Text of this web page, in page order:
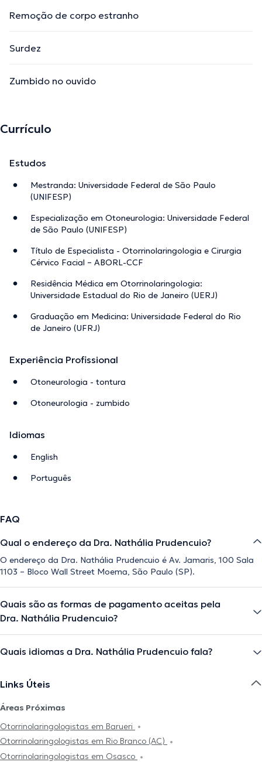
Remoção de corpo estranho
Surdez
Zumbido no ouvido
Currículo
Estudos
Mestranda: Universidade Federal de São Paulo
(UNIFESP)
Especialização em Otoneurologia: Universidade Federal
de São Paulo (UNIFESP)
Título de Especialista - Otorrinolaringologia e Cirurgia
Cérvico Facial – ABORL-CCF
Residência Médica em Otorrinolaringologia:
Universidade Estadual do Rio de Janeiro (UERJ)
Graduação em Medicina: Universidade Federal do Rio
de Janeiro (UFRJ)
Experiência Profissional
Otoneurologia - tontura
Otoneurologia - zumbido
Idiomas
English
Português
FAQ
Qual o endereço da Dra. Nathália Prudencuio?
O endereço da Dra. Nathália Prudencuio é Av. Jamaris, 100 Sala
1103 – Bloco Wall Street Moema, São Paulo (SP).
Quais são as formas de pagamento aceitas pela
Dra. Nathália Prudencuio?
Quais idiomas a Dra. Nathália Prudencuio fala?
Links Úteis
Áreas Próximas
Otorrinolaringologistas em Barueri
Otorrinolaringologistas em Rio Branco (AC)
Otorrinolaringologistas em Osasco